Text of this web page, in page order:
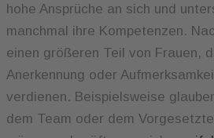
hohe Ansprüche an sich und
manchmal ihre Kompetenzen.
einen größeren Teil von Frauen,
Anerkennung oder
verdienen. Beispielsweise
dem Team oder dem